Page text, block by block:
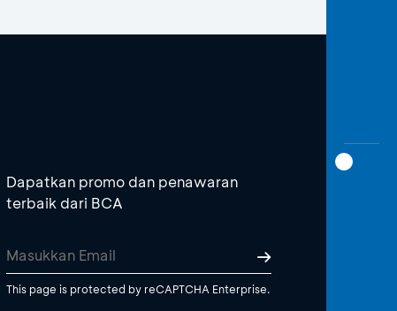
Dapatkan promo dan penawaran
terbaik dari BCA
This page is protected by reCAPTCHA Enterprise.